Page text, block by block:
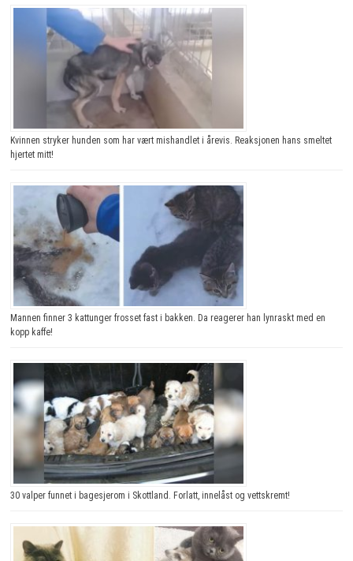
Kvinnen stryker hunden som har vært mishandlet i årevis. Reaksjonen hans smeltet
hjertet mitt!
Mannen finner 3 kattunger frosset fast i bakken. Da reagerer han lynraskt med en
kopp kaffe!
30 valper funnet i bagesjerom i Skottland. Forlatt, innelåst og vettskremt!